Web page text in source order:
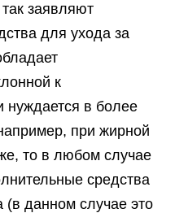
заявляют
для ухода за
к
нуждается в более
при жирной
то в любом случае
средства
данном случае это